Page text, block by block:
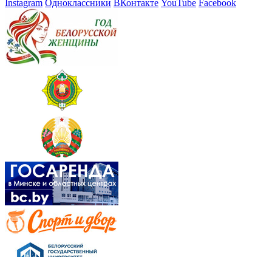
Instagram Одноклассники ВКонтакте YouTube Facebook